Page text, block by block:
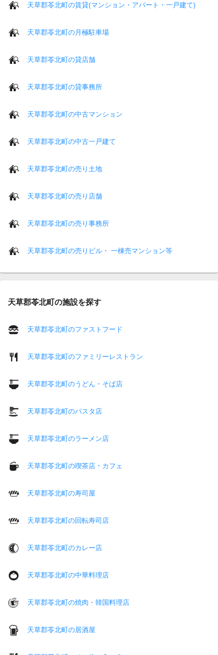
天草郡苓北町の賃貸(マンション・アパート・一戸建て)
天草郡苓北町の月極駐車場
天草郡苓北町の貸店舗
天草郡苓北町の貸事務所
天草郡苓北町の中古マンション
天草郡苓北町の中古一戸建て
天草郡苓北町の売り土地
天草郡苓北町の売り店舗
天草郡苓北町の売り事務所
天草郡苓北町の売りビル・ 一棟売マンション等
天草郡苓北町の施設を探す
天草郡苓北町のファストフード
天草郡苓北町のファミリーレストラン
天草郡苓北町のうどん・そば店
天草郡苓北町のパスタ店
天草郡苓北町のラーメン店
天草郡苓北町の喫茶店・カフェ
天草郡苓北町の寿司屋
天草郡苓北町の回転寿司店
天草郡苓北町のカレー店
天草郡苓北町の中華料理店
天草郡苓北町の焼肉・韓国料理店
天草郡苓北町の居酒屋